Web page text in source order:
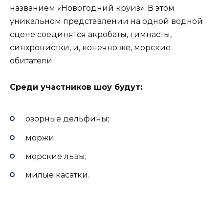
названием «Новогодний круиз». В этом
уникальном представлении на одной водной
сцене соединятся акробаты, гимнасты,
синхронистки, и, конечно же, морские
обитатели.
Среди участников шоу будут:
озорные дельфины;
моржи;
морские львы;
милые касатки.